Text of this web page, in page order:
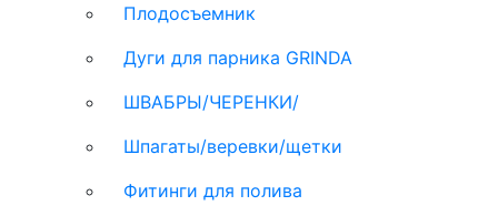
Плодосъемник
Дуги для парника GRINDA
ШВАБРЫ/ЧЕРЕНКИ/
Шпагаты/веревки/щетки
Фитинги для полива